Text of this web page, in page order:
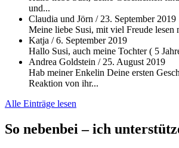
und...
Claudia und Jörn / 23. September 2019
Meine liebe Susi, mit viel Freude lesen
Katja /6. September 2019
Hallo Susi, auch meine Tochter ( 5
Andrea Goldstein / 25. August 2019
Hab meiner Enkelin Deine ersten
Reaktion von ihr...
Alle Einträge lesen
So nebenbei – ich